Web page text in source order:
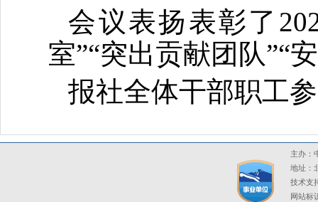
会议表扬表彰了
室”“突出贡献团队”“
报社全体干部职工
主办：
地址：
技术支
网站标